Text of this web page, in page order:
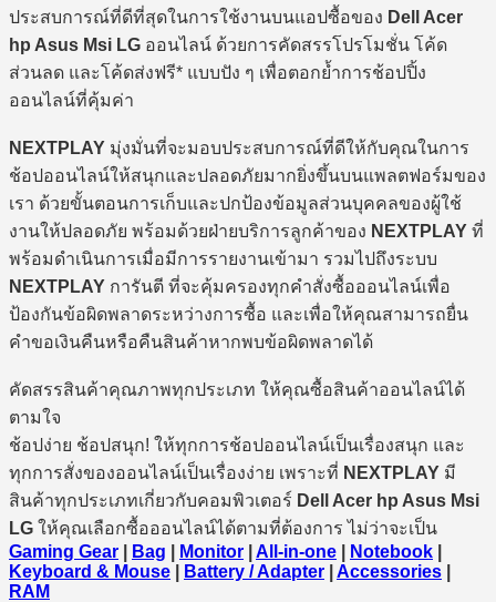
ประสบการณ์ที่ดีที่สุดในการใช้งานบนแอปซื้อของ Dell Acer
hp Asus Msi LG ออนไลน์ ด้วยการคัดสรรโปรโมชั่น โค้ด
ส่วนลด และโค้ดส่งฟรี* แบบปัง ๆ เพื่อตอกย้ำการช้อปปิ้ง
ออนไลน์ที่คุ้มค่า
NEXTPLAY มุ่งมั่นที่จะมอบประสบการณ์ที่ดีให้กับคุณในการ
ช้อปออนไลน์ให้สนุกและปลอดภัยมากยิ่งขึ้นบนแพลตฟอร์มของ
เรา ด้วยขั้นตอนการเก็บและปกป้องข้อมูลส่วนบุคคลของผู้ใช้
งานให้ปลอดภัย พร้อมด้วยฝ่ายบริการลูกค้าของ NEXTPLAY ที่
พร้อมดำเนินการเมื่อมีการรายงานเข้ามา รวมไปถึงระบบ
NEXTPLAY การันตี ที่จะคุ้มครองทุกคำสั่งซื้อออนไลน์เพื่อ
ป้องกันข้อผิดพลาดระหว่างการซื้อ และเพื่อให้คุณสามารถยื่น
คำขอเงินคืนหรือคืนสินค้าหากพบข้อผิดพลาดได้
คัดสรรสินค้าคุณภาพทุกประเภท ให้คุณซื้อสินค้าออนไลน์ได้
ตามใจ
ช้อปง่าย ช้อปสนุก! ให้ทุกการช้อปออนไลน์เป็นเรื่องสนุก และ
ทุกการสั่งของออนไลน์เป็นเรื่องง่าย เพราะที่ NEXTPLAY มี
สินค้าทุกประเภทเกี่ยวกับคอมพิวเตอร์ Dell Acer hp Asus Msi
LG ให้คุณเลือกซื้อออนไลน์ได้ตามที่ต้องการ ไม่ว่าจะเป็น
Gaming Gear
Bag Monitor All-in-one Notebook
Keyboard & Mouse
Battery / Adapter Accessories
RAM